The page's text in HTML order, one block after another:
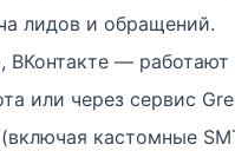
лидов и обращений.
ВКонтакте —
или через сервис
кастомные